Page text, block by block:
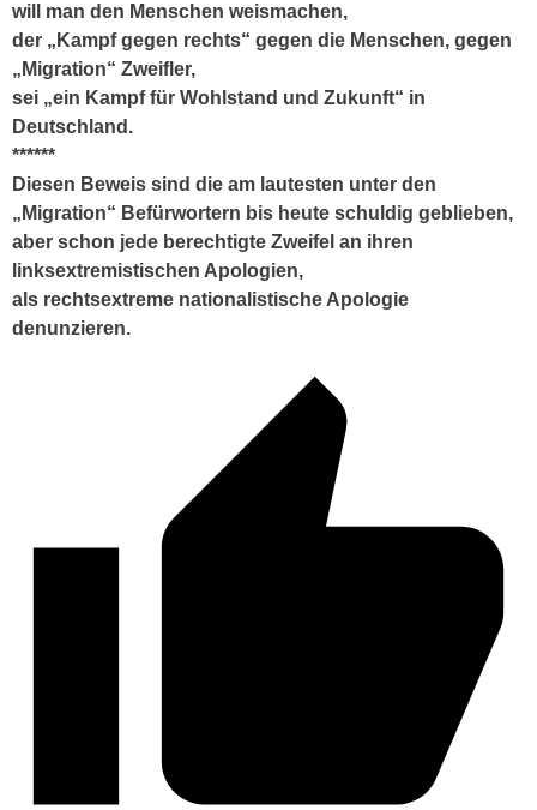
will man den Menschen weismachen,
der „Kampf gegen rechts“ gegen die Menschen, gegen
„Migration“ Zweifler,
sei „ein Kampf für Wohlstand und Zukunft“ in
Deutschland.
******
Diesen Beweis sind die am lautesten unter den
„Migration“ Befürwortern bis heute schuldig geblieben,
aber schon jede berechtigte Zweifel an ihren
linksextremistischen Apologien,
als rechtsextreme nationalistische Apologie
denunzieren.